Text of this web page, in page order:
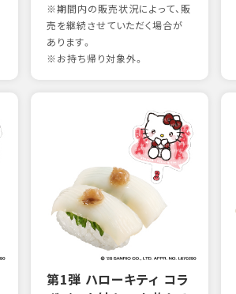
※期間内の販売状況によって、販
売を継続させていただく場合が
あります。
※お持ち帰り対象外。
第1弾 ハローキティ コラ